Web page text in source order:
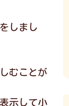
しまし
むことが
示して小